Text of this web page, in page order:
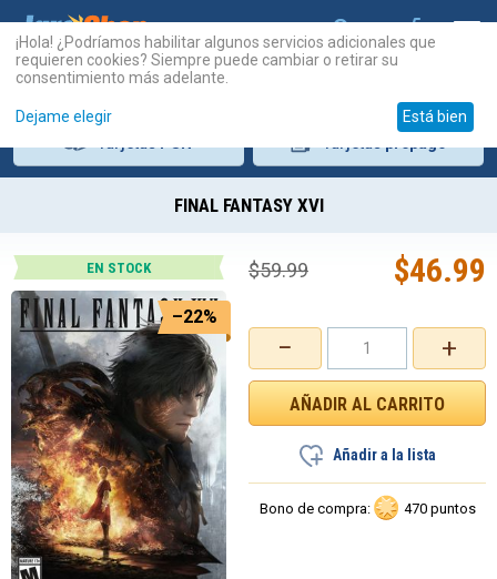
FINAL FANTASY XVI
EN STOCK
–22%
+
−
$46.99
$59.99
Añadir a la lista
Bono de compra: 470 puntos
¡Hola! ¿Podríamos habilitar algunos servicios adicionales que
requieren cookies? Siempre puede cambiar o retirar su
consentimiento más adelante.
Dejame elegir Está bien